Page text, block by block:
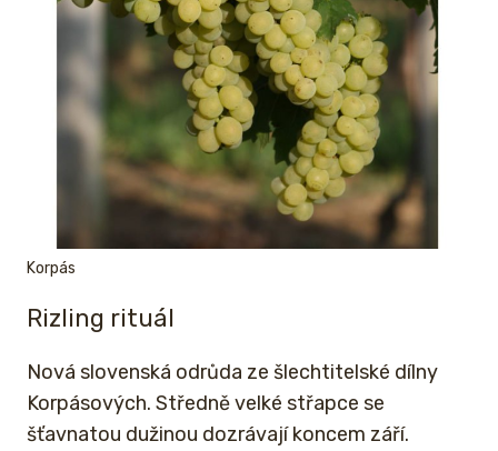
Korpás
Rizling rituál
Nová slovenská odrůda ze šlechtitelské dílny
Korpásových. Středně velké střapce se
šťavnatou dužinou dozrávají koncem září.